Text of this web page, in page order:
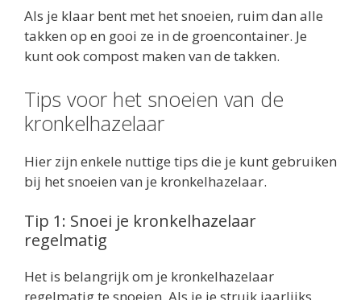
Als je klaar bent met het snoeien, ruim dan alle
takken op en gooi ze in de groencontainer. Je
kunt ook compost maken van de takken.
Tips voor het snoeien van de
kronkelhazelaar
Hier zijn enkele nuttige tips die je kunt gebruiken
bij het snoeien van je kronkelhazelaar.
Tip 1: Snoei je kronkelhazelaar
regelmatig
Het is belangrijk om je kronkelhazelaar